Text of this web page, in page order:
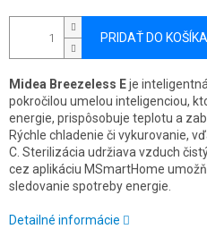
PRIDAŤ DO KOŠÍKA
Midea Breezeless Eje
pokročilou umelou inteligenciou,
energie, prispôsobuje teplotu a
Rýchle chladenie či vykurovanie,
C. Sterilizácia udržiava vzduch
cez aplikáciu MSmartHome
sledovanie spotreby energie.
Detailné informácie